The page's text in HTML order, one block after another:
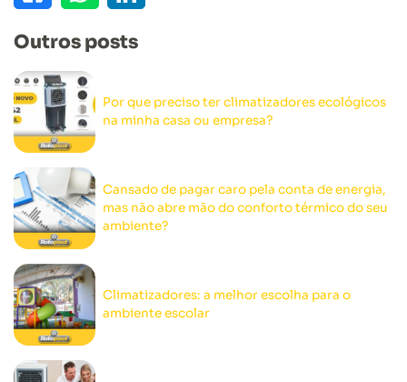
Outros posts
Por que preciso ter climatizadores ecológicos
na minha casa ou empresa?
Cansado de pagar caro pela conta de energia,
mas não abre mão do conforto térmico do seu
ambiente?
Climatizadores: a melhor escolha para o
ambiente escolar